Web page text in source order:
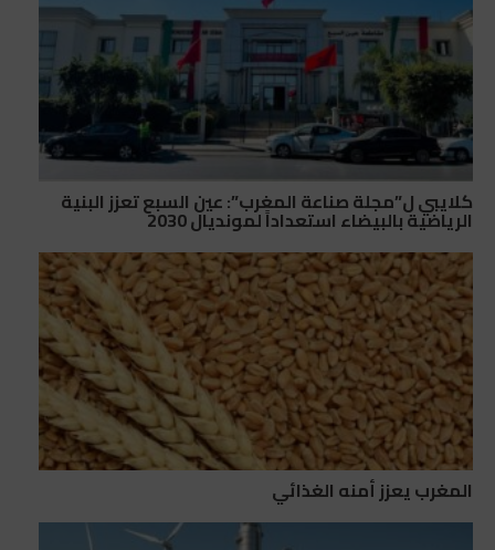
كلايبي ل”مجلة صناعة المغرب”: عين السبع تعزز البنية
الرياضية بالبيضاء استعداداً لمونديال 2030
المغرب يعزز أمنه الغذائي